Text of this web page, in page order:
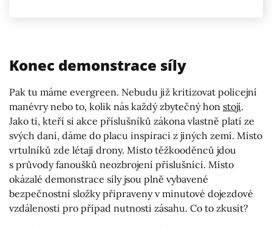
Konec demonstrace síly
Pak tu máme evergreen. Nebudu již kritizovat policejní
manévry nebo to, kolik nás každý zbytečný hon stojí.
Jako ti, kteří si akce příslušníků zákona vlastně platí ze
svých daní, dáme do placu inspiraci z jiných zemí. Místo
vrtulníků zde létají drony. Místo těžkooděnců jdou
s průvody fanoušků neozbrojení příslušníci. Místo
okázalé demonstrace síly jsou plně vybavené
bezpečnostní složky připraveny v minutové dojezdové
vzdálenosti pro případ nutnosti zásahu. Co to zkusit?